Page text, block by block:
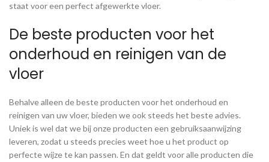
staat voor een perfect afgewerkte vloer.
De beste producten voor het
onderhoud en reinigen van de
vloer
Behalve alleen de beste producten voor het onderhoud en
reinigen van uw vloer, bieden we ook steeds het beste advies.
Uniek is wel dat we bij onze producten een gebruiksaanwijzing
leveren, zodat u steeds precies weet hoe u het product op
perfecte wijze te kan passen. En dat geldt voor alle producten die